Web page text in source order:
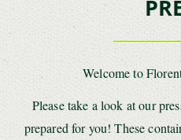
Welcome to
Please take a look at our
prepared for you! These